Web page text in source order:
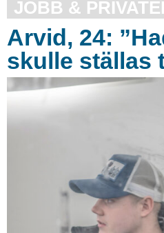
JOBB &
Arvid, 24:
skulle ställas